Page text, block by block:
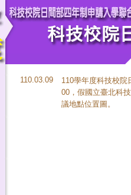
110.03.09
110學年度科技校院
00，假國立臺北科
議地點位置圖。